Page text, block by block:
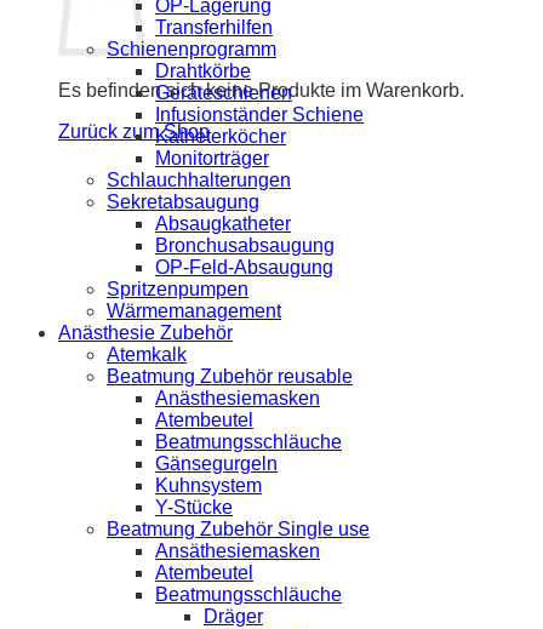
Es befinden sich keine Produkte im Warenkorb.
Zurück zum Shop
OP-Lagerung
Transferhilfen
Schienenprogramm
Drahtkörbe
Geräteschienen
Infusionständer Schiene
Katheterköcher
Monitorträger
Schlauchhalterungen
Sekretabsaugung
Absaugkatheter
Bronchusabsaugung
OP-Feld-Absaugung
Spritzenpumpen
Wärmemanagement
Anästhesie Zubehör
Atemkalk
Beatmung Zubehör reusable
Anästhesiemasken
Atembeutel
Beatmungsschläuche
Gänsegurgeln
Kuhnsystem
Y-Stücke
Beatmung Zubehör Single use
Ansäthesiemasken
Atembeutel
Beatmungsschläuche
Dräger